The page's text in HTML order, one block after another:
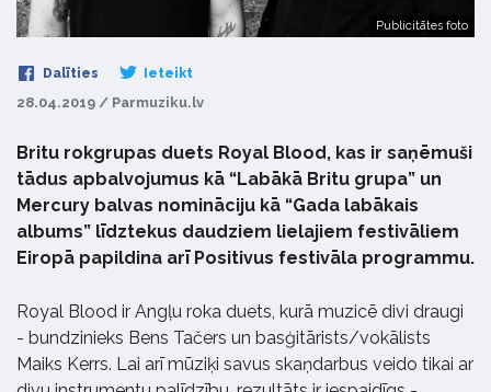
Publicitātes foto
Dalīties Ieteikt
28.04.2019 / Parmuziku.lv
Britu rokgrupas duets Royal Blood, kas ir saņēmuši
tādus apbalvojumus kā “Labākā Britu grupa” un
Mercury balvas nomināciju kā “Gada labākais
albums” līdztekus daudziem lielajiem festivāliem
Eiropā papildina arī Positivus festivāla programmu.
Royal Blood ir Angļu roka duets, kurā muzicē divi draugi
- bundzinieks Bens Tačers un basģitārists/vokālists
Maiks Kerrs. Lai arī mūziķi savus skaņdarbus veido tikai ar